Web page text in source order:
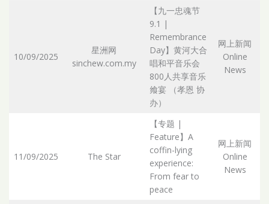
10/09/2025
星洲网
sinchew.com.my
【九一忠魂节
9.1 |
Remembrance
Day】黄河大合
唱和平音乐会
800人共享音乐
飨宴 （孝恩 协
办）
网上新闻
Online
News
11/09/2025 The Star
【专题 |
Feature】A
coffin-lying
experience:
From fear to
peace
网上新闻
Online
News